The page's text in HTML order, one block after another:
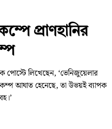
প্রাণহানির
এক পোস্টে লিখেছেন, ‘ভেনিজুয়েলার
আঘাত হেনেছে, তা উভয়ই ব্যাপক